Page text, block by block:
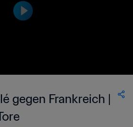
gegen Frankreich |